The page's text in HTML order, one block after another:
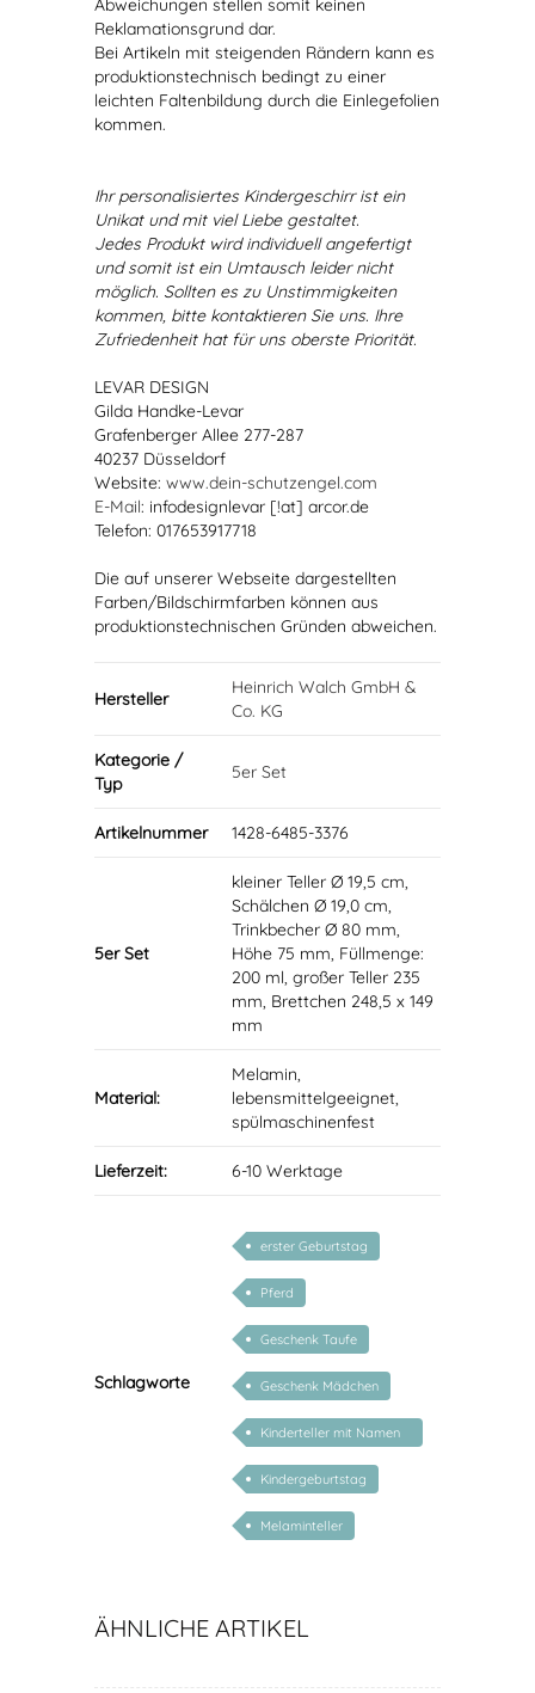
Abweichungen stellen somit keinen
Reklamationsgrund dar.
Bei Artikeln mit steigenden Rändern kann es
produktionstechnisch bedingt zu einer
leichten Faltenbildung durch die Einlegefolien
kommen.
Ihr personalisiertes Kindergeschirr ist ein
Unikat und mit viel Liebe gestaltet.
Jedes Produkt wird individuell angefertigt
und somit ist ein Umtausch leider nicht
möglich. Sollten es zu Unstimmigkeiten
kommen, bitte kontaktieren Sie uns. Ihre
Zufriedenheit hat für uns oberste Priorität.
LEVAR DESIGN
Gilda Handke-Levar
Grafenberger Allee 277-287
40237 Düsseldorf
Website: www.dein-schutzengel.com
E-Mail: infodesignlevar [!at] arcor.de
Telefon: 017653917718
Die auf unserer Webseite dargestellten
Farben/Bildschirmfarben können aus
produktionstechnischen Gründen abweichen.
Hersteller
Heinrich Walch GmbH &
Co. KG
Kategorie /
Typ
5er Set
Artikelnummer 1428-6485-3376
5er Set
kleiner Teller Ø 19,5 cm,
Schälchen Ø 19,0 cm,
Trinkbecher Ø 80 mm,
Höhe 75 mm, Füllmenge:
200 ml, großer Teller 235
mm, Brettchen 248,5 x 149
mm
Material:
Melamin,
lebensmittelgeeignet,
spülmaschinenfest
Lieferzeit: 6-10 Werktage
Schlagworte
erster Geburtstag
Pferd
Geschenk Taufe
Geschenk Mädchen
Kinderteller mit Namen
personalisiert
Kindergeburtstag
Melaminteller
ÄHNLICHE ARTIKEL